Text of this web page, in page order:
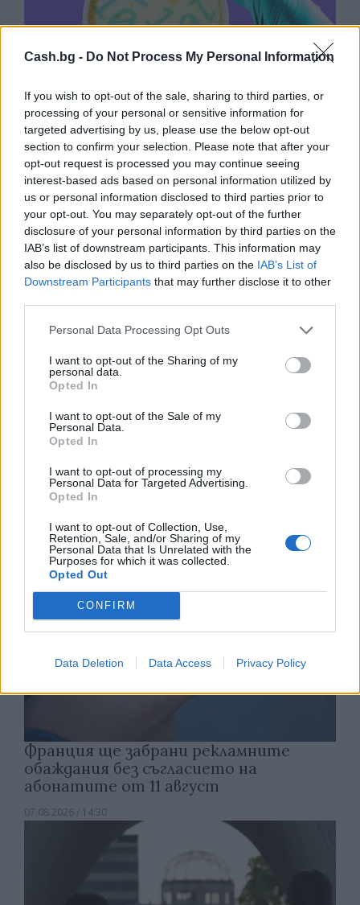
Cash.bg - Do Not Process My Personal Information
If you wish to opt-out of the sale, sharing to third parties, or
processing of your personal or sensitive information for
targeted advertising by us, please use the below opt-out
section to confirm your selection. Please note that after your
opt-out request is processed you may continue seeing
interest-based ads based on personal information utilized by
us or personal information disclosed to third parties prior to
your opt-out. You may separately opt-out of the further
disclosure of your personal information by third parties on the
IAB’s list of downstream participants. This information may
also be disclosed by us to third parties on the IAB’s List of
Downstream Participants that may further disclose it to other
Personal Data Processing Opt Outs
I want to opt-out of the Sharing of my
personal data.
Opted In
I want to opt-out of the Sale of my
Personal Data.
Opted In
I want to opt-out of processing my
Personal Data for Targeted Advertising.
Opted In
I want to opt-out of Collection, Use,
Retention, Sale, and/or Sharing of my
Personal Data that Is Unrelated with the
Purposes for which it was collected.
Opted Out
CONFIRM
Data Deletion Data Access Privacy Policy
Изкуствен интелект за първи път
създаде нови жизнеспособни вируси
07.08.2026 / 15:30
открития космос
07.08.2026 / 15:00
Франция ще забрани рекламните
обаждания без съгласието на
абонатите от 11 август
07.08.2026 / 14:30